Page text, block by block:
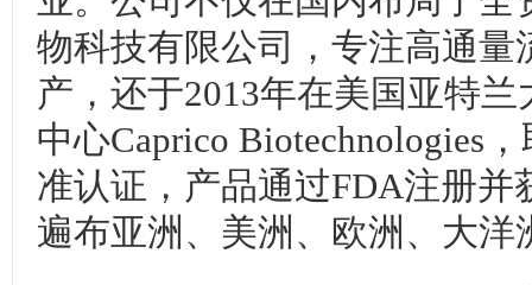
物科技有限公司，专注高通量
产，还于2013年在美国亚特
中心Caprico Biotechnologies
准认证，产品通过FDA注册
遍布亚洲、美洲、欧洲、大洋